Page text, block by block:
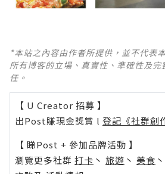
*本站之內容由作者所提供，並不代表
所有博客的立場、真實性、準確性及
任。
【 U Creator 招募 】
出Post賺現金獎賞 l 登記《社群創
【 睇Post + 參加品牌活動 】
瀏覽更多社群 打卡 丶 旅遊 丶 美食 丶